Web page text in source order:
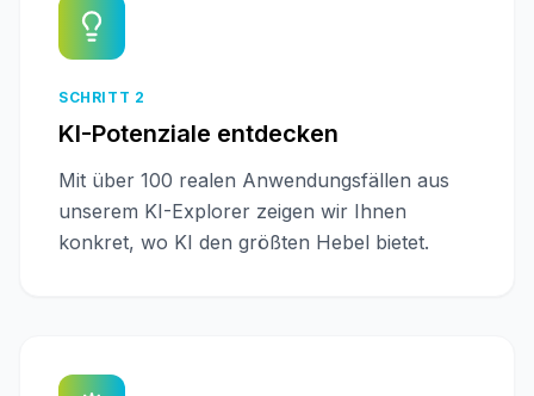
SCHRITT 2
KI-Potenziale entdecken
Mit über 100 realen Anwendungsfällen aus
unserem KI-Explorer zeigen wir Ihnen
konkret, wo KI den größten Hebel bietet.